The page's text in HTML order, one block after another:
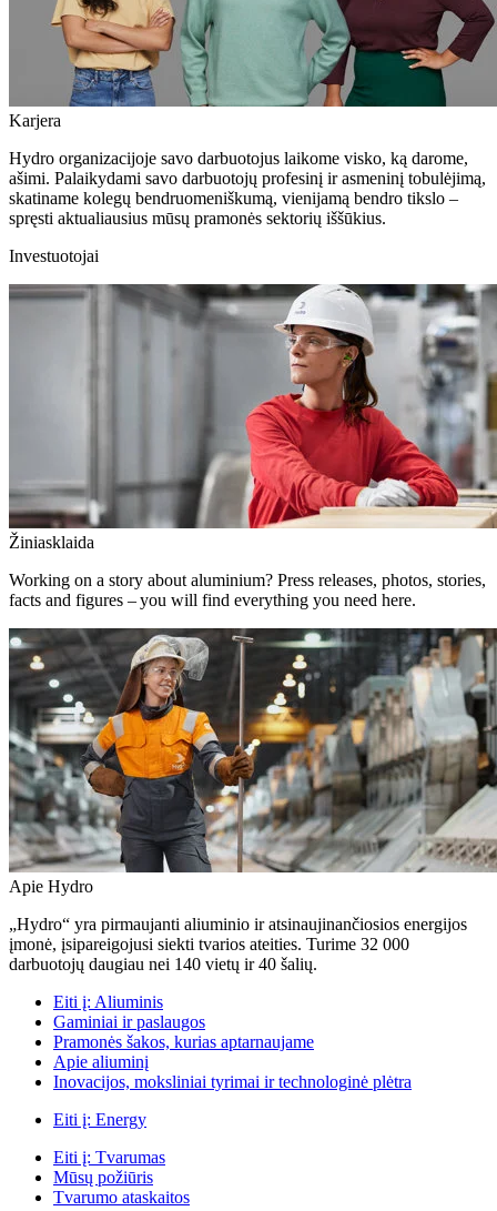
Karjera
Hydro organizacijoje savo darbuotojus laikome visko, ką darome,
ašimi. Palaikydami savo darbuotojų profesinį ir asmeninį tobulėjimą,
skatiname kolegų bendruomeniškumą, vienijamą bendro tikslo –
spręsti aktualiausius mūsų pramonės sektorių iššūkius.
Investuotojai
Žiniasklaida
Working on a story about aluminium? Press releases, photos, stories,
facts and figures – you will find everything you need here.
Apie Hydro
„Hydro“ yra pirmaujanti aliuminio ir atsinaujinančiosios energijos
įmonė, įsipareigojusi siekti tvarios ateities. Turime 32 000
darbuotojų daugiau nei 140 vietų ir 40 šalių.
Eiti į: Aliuminis
Gaminiai ir paslaugos
Pramonės šakos, kurias aptarnaujame
Apie aliuminį
Inovacijos, moksliniai tyrimai ir technologinė plėtra
Eiti į: Energy
Eiti į: Tvarumas
Mūsų požiūris
Tvarumo ataskaitos